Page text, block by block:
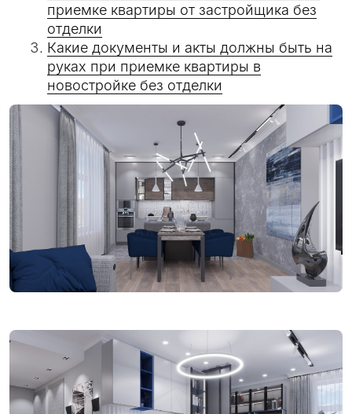
приемке квартиры от застройщика без
отделки
Какие документы и акты должны быть на
руках при приемке квартиры в
новостройке без отделки